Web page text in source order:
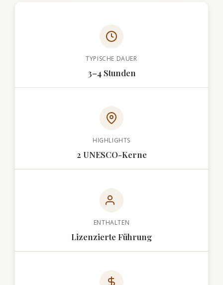
TYPISCHE DAUER
3–4 Stunden
HIGHLIGHTS
2 UNESCO-Kerne
ENTHALTEN
Lizenzierte Führung